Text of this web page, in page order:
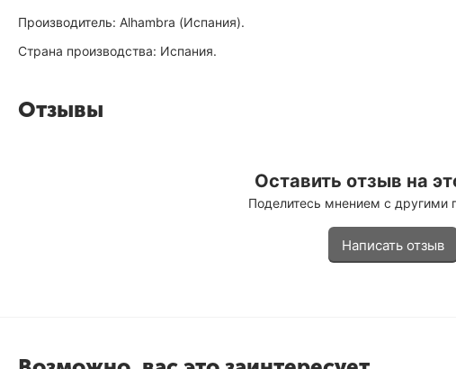
Производитель: Alhambra (Испания).
Страна производства: Испания.
Отзывы
Оставить отзыв на
Поделитесь мнением с другими
Написать отзыв